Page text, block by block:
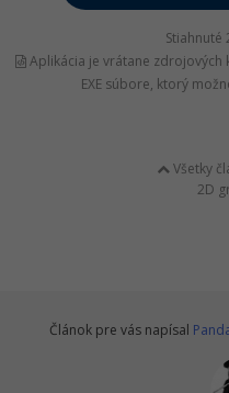
Stiahnuté
Aplikácia je vrátane zdrojových
EXE súbore, ktorý
Všetky
2D
Článok pre vás napísal